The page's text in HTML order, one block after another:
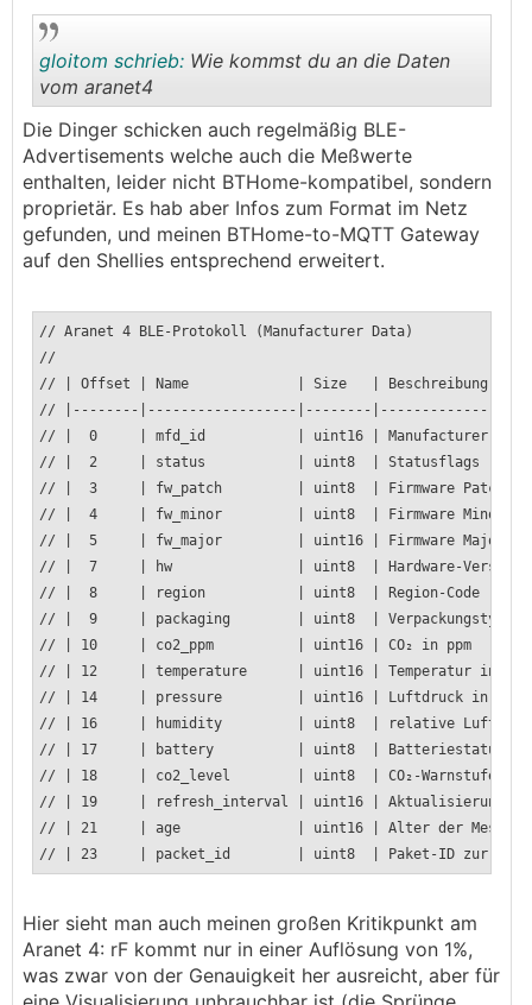
..
..
gloitom schrieb: Wie kommst du an die Daten
vom aranet4
Die Dinger schicken auch regelmäßig BLE-
Advertisements welche auch die Meßwerte
enthalten, leider nicht BTHome-kompatibel, sondern
proprietär. Es hab aber Infos zum Format im Netz
gefunden, und meinen BTHome-to-MQTT Gateway
auf den Shellies entsprechend erweitert.
// Aranet 4 BLE-Protokoll (Manufacturer Data)
//
// | Offset | Name | Size | Beschreibung
// |--------|------------------|--------
// | 0 | mfd_id | uint16 |
// | 2 | status | uint8 | Statusflags (Bit 5: 1
// | 3 | fw_patch | uint8 |
// | 4 | fw_minor | uint8 |
// | 5 | fw_major | uint16 |
// | 7 | hw | uint8 |
// | 8 | region | uint8 |
// | 9 | packaging | uint8 |
// | 10 | co2_ppm | uint16 |
// | 12 | temperature | uint16 | Temperatur in
// | 14 | pressure | uint16 | Luftdruck in hPa
// | 16 | humidity | uint8 | relative
// | 17 | battery | uint8 |
// | 18 | co2_level | uint8 |
// | 19 | refresh_interval | uint16 |
// | 21 | age | uint16 | Alter
// | 23 | packet_id | uint8 | Paket-ID zur
Hier sieht man auch meinen großen Kritikpunkt am
Aranet 4: rF kommt nur in einer Auflösung von 1%,
was zwar von der Genauigkeit her ausreicht, aber für